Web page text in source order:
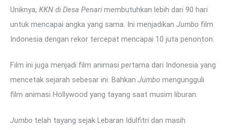
Uniknya, KKN di Desa Penarimembutuhkan lebih dari 90 hari
untuk mencapai angka yang sama. Ini menjadikan Jumbo film
Indonesia dengan rekor tercepat mencapai 10 juta penonton.
Film ini juga menjadi film animasi pertama dari Indonesia yang
mencetak sejarah sebesar ini. Bahkan Jumbo mengungguli
film animasi Hollywood yang tayang saat musim liburan.
Jumbo telah tayang sejak Lebaran Idulfitri dan masih